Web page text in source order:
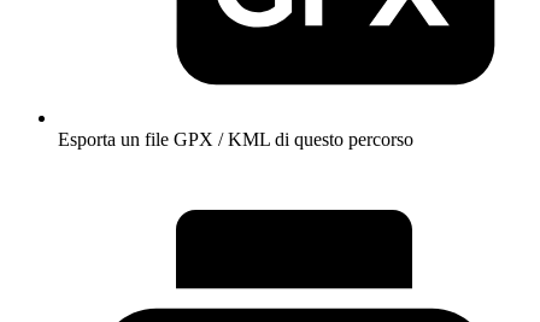
Esporta un file GPX / KML di questo percorso